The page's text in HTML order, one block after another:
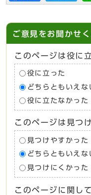
ご意見をお聞かせ
このページは役に
役に立った
どちらともいえな
役に立たなかった
このページは見つ
見つけやすかった
どちらともいえな
見つけにくかった
このページに関し